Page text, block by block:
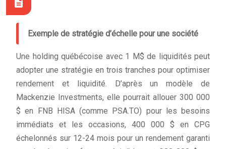
Exemple de stratégie d’échelle pour une société
Une holding québécoise avec 1 M$ de liquidités peut
adopter une stratégie en trois tranches pour optimiser
rendement et liquidité. D’après un modèle de
Mackenzie Investments, elle pourrait allouer 300 000
$ en FNB HISA (comme PSA.TO) pour les besoins
immédiats et les occasions, 400 000 $ en CPG
échelonnés sur 12-24 mois pour un rendement garanti